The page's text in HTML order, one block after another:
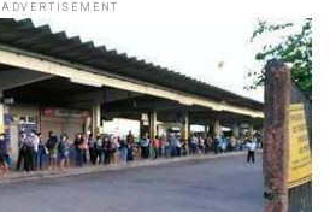
ADVERTISEMENT